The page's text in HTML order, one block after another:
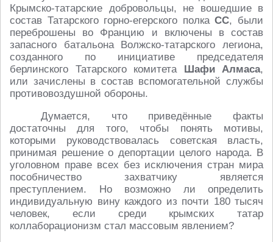
Крымско-татарские добровольцы, не вошедшие в
состав Татарского горно-егерского полкаСС, были
переброшены во Францию и включены в состав
запасного батальона Волжско-татарского легиона,
созданного по инициативе председателя
берлинского Татарского комитета Шафи Алмаса,
или зачислены в состав вспомогательной службы
противовоздушной обороны.
Думается, что приведённые факты
достаточны для того, чтобы понять мотивы,
которыми руководствовалась советская власть,
принимая решение о депортации целого народа. В
уголовном праве всех без исключения стран мира
пособничество захватчику является
преступлением. Но возможно ли определить
индивидуальную вину каждого из почти 180 тысяч
человек, если среди крымских татар
коллаборационизм стал массовым явлением?